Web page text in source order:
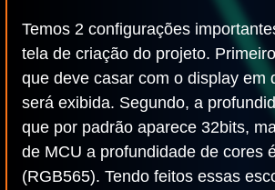
Temos 2 configurações
tela de criação do projeto.
que deve casar com o display em
será exibida. Segundo, a
que por padrão aparece 32bits,
de MCU a profundidade de cores
(RGB565). Tendo feitos essas